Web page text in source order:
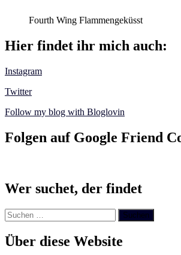
Fourth Wing Flammengeküsst
Hier findet ihr mich auch:
Instagram
Twitter
Follow my blog with Bloglovin
Folgen auf Google Friend
Wer suchet, der findet
Suchen
nach:
Über diese Website